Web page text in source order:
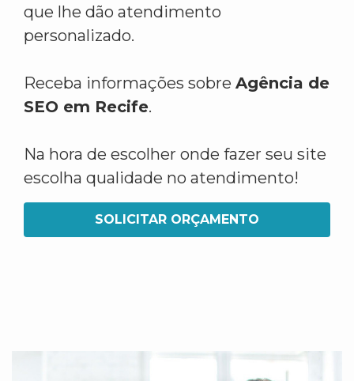
que lhe dão atendimento
personalizado.
Receba informações sobre Agência de
SEO em Recife.
Na hora de escolher onde fazer seu site
escolha qualidade no atendimento!
SOLICITAR ORÇAMENTO